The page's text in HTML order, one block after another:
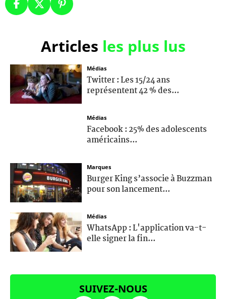
Articles les plus lus
Médias
Twitter : Les 15/24 ans
représentent 42 % des...
Médias
Facebook : 25% des adolescents
américains...
Marques
Burger King s’associe à Buzzman
pour son lancement...
Médias
WhatsApp : L'application va-t-
elle signer la fin...
SUIVEZ-NOUS